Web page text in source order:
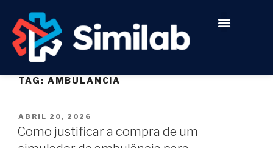
TAG: AMBULANCIA
ABRIL 20, 2026
Como justificar a compra de um